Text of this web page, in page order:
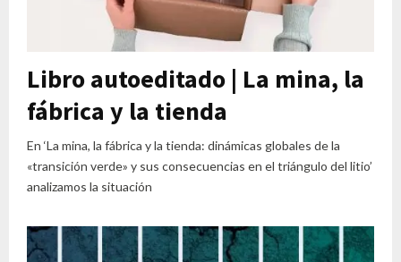
Libro autoeditado | La mina, la
fábrica y la tienda
En ‘La mina, la fábrica y la tienda: dinámicas globales de la
«transición verde» y sus consecuencias en el triángulo del litio’
analizamos la situación